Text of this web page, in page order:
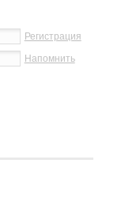
Регистрация
Напомнить